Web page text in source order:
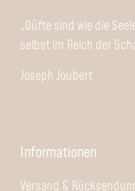
„Düfte sind wie die
selbst im Reich der
Joseph Joubert
Informationen
Versand &